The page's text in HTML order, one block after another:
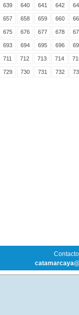
639 640 641 642
657 658 659 660
675 676 677 678
693 694 695 696
711 712 713 714
729 730 731 732